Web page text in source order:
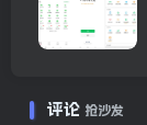
评论 抢沙发